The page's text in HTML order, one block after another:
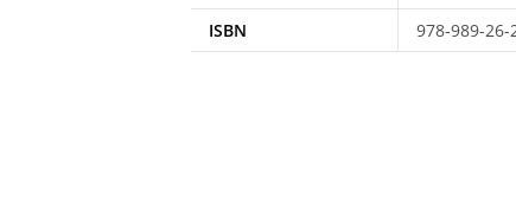
ISBN
978-989-26-